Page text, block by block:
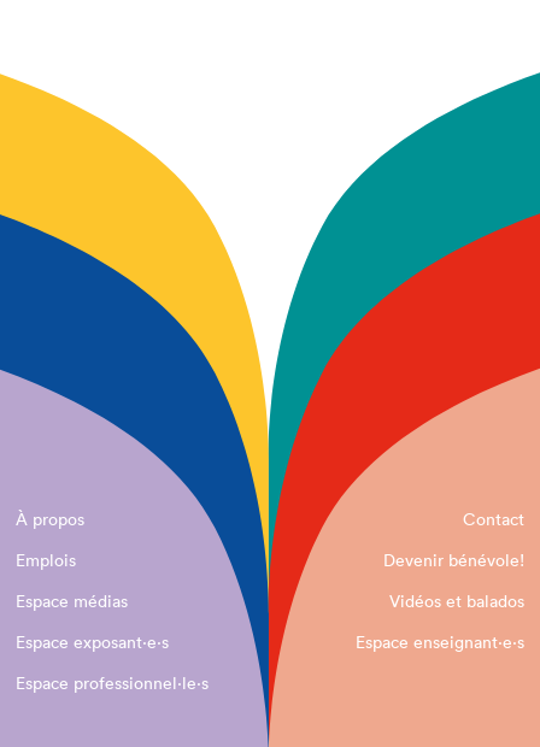
À propos
Contact
Emplois
Devenir bénévole!
Espace médias
Vidéos et balados
Espace exposant·e⋅s
Espace enseignant·e⋅s
Espace professionnel·le⋅s